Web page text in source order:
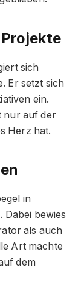
sich
Er setzt sich
ein.
nur auf der
Herz hat.
in
Dabei bewies
als auch
Art machte
dem